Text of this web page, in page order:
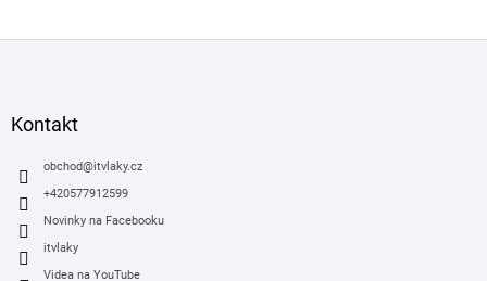
Kontakt
obchod@itvlaky.cz
+420577912599
Novinky na Facebooku
itvlaky
Videa na YouTube